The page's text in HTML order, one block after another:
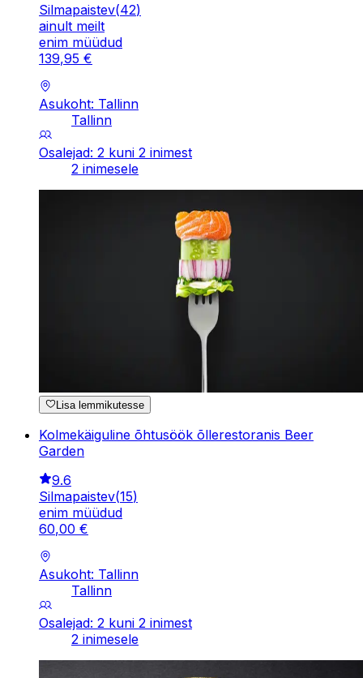
Silmapaistev(42)
ainult meilt
enim müüdud
139,95 €
Asukoht: Tallinn
Tallinn
Osalejad: 2 kuni 2 inimest
2 inimesele
Lisa lemmikutesse
Kolmekäiguline õhtusöök õllerestoranis Beer
Garden
9.6
Silmapaistev(15)
enim müüdud
60,00 €
Asukoht: Tallinn
Tallinn
Osalejad: 2 kuni 2 inimest
2 inimesele